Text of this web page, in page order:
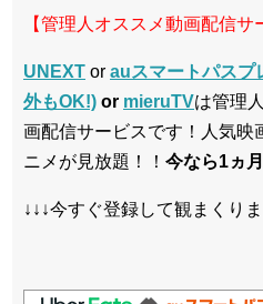
【管理人オススメ動画配信サ
UNEXT or auスマートパスプ
外もOK!) or mieruTVは管理
画配信サービスです！人気映
ニメが見放題！！ 今なら1ヵ
↓↓↓今すぐ登録して観まくり